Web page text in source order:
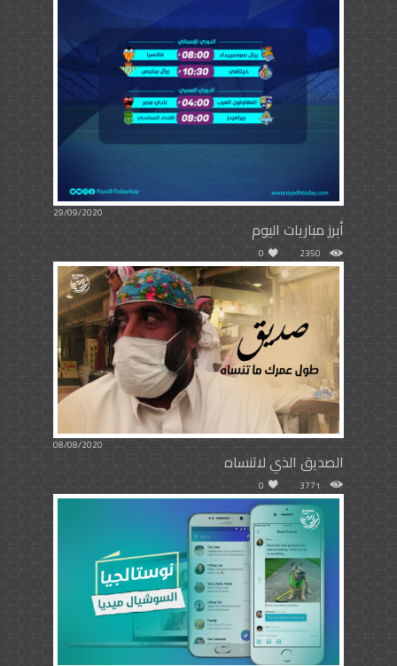
29/09/2020
أبرز مباريات اليوم
2350
0
08/08/2020
الصديق الذي لاتنساه
3771
0